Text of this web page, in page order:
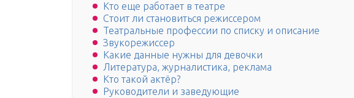
Кто еще работает в театре
Стоит ли становиться режиссером
Театральные профессии по списку и описание
Звукорежиссер
Какие данные нужны для девочки
Литература, журналистика, реклама
Кто такой актёр?
Руководители и заведующие